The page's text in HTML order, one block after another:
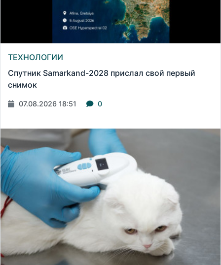
ТЕХНОЛОГИИ
Спутник Samarkand-2028 прислал свой первый
снимок
07.08.2026 18:51 0